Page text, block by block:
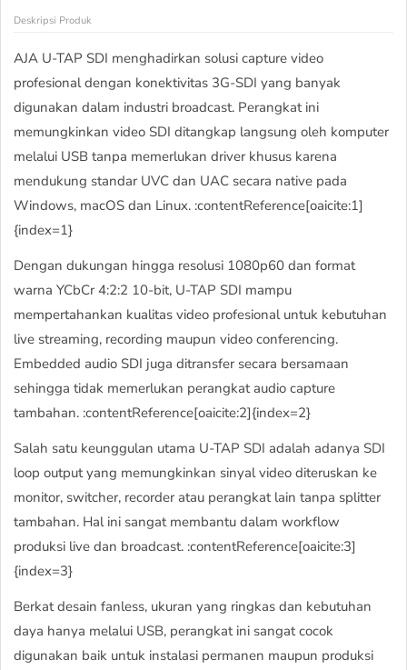
Deskripsi Produk
AJA U-TAP SDI menghadirkan solusi capture video
profesional dengan konektivitas 3G-SDI yang banyak
digunakan dalam industri broadcast. Perangkat ini
memungkinkan video SDI ditangkap langsung oleh komputer
melalui USB tanpa memerlukan driver khusus karena
mendukung standar UVC dan UAC secara native pada
Windows, macOS dan Linux. :contentReference[oaicite:1]
{index=1}
Dengan dukungan hingga resolusi 1080p60 dan format
warna YCbCr 4:2:2 10-bit, U-TAP SDI mampu
mempertahankan kualitas video profesional untuk kebutuhan
live streaming, recording maupun video conferencing.
Embedded audio SDI juga ditransfer secara bersamaan
sehingga tidak memerlukan perangkat audio capture
tambahan. :contentReference[oaicite:2]{index=2}
Salah satu keunggulan utama U-TAP SDI adalah adanya SDI
loop output yang memungkinkan sinyal video diteruskan ke
monitor, switcher, recorder atau perangkat lain tanpa splitter
tambahan. Hal ini sangat membantu dalam workflow
produksi live dan broadcast. :contentReference[oaicite:3]
{index=3}
Berkat desain fanless, ukuran yang ringkas dan kebutuhan
daya hanya melalui USB, perangkat ini sangat cocok
digunakan baik untuk instalasi permanen maupun produksi